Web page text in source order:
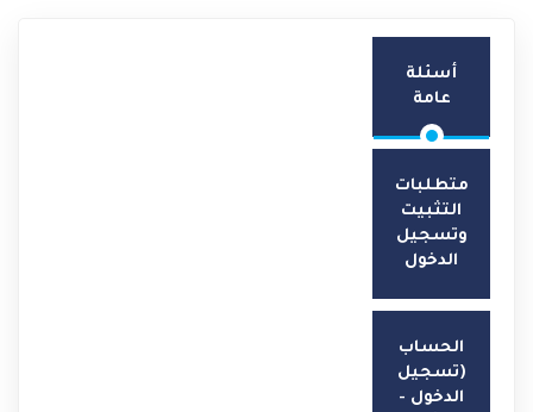
أسئلة
عامة
متطلبات
التثبيت
وتسجيل
الدخول
الحساب
(تسجيل
الدخول -